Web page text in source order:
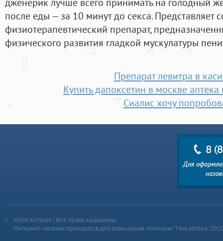
после еды — за 10 минут до секса.
физиотерапевтический препарат,
физического развития гладкой мускулатуры
Препарат левитра в
Купить дапоксетин в москве
Сиалис хочу
«Моя Аптека» | Все права защищены
Интернет-магазин препаратов для повышения потенции “Моя аптека”